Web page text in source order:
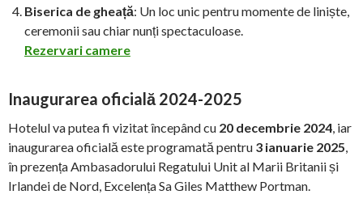
Biserica de gheață: Un loc unic pentru momente de liniște,
ceremonii sau chiar nunți spectaculoase.
Rezervari camere
Inaugurarea oficială 2024-2025
Hotelul va putea fi vizitat începând cu 20 decembrie 2024, iar
inaugurarea oficială este programată pentru 3 ianuarie 2025,
în prezența Ambasadorului Regatului Unit al Marii Britanii și
Irlandei de Nord, Excelența Sa Giles Matthew Portman.